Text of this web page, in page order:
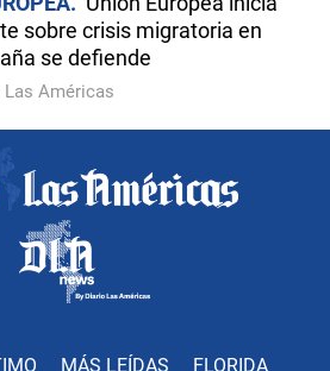
sobre crisis migratoria en
se defiende
Las Américas
MÁS LEÍDAS FLORIDA